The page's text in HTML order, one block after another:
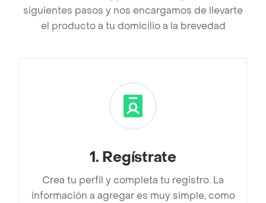
siguientes pasos y nos encargamos de llevarte
el producto a tu domicilio a la brevedad
1. Regístrate
Crea tu perfil y completa tu registro. La
información a agregar es muy simple, como